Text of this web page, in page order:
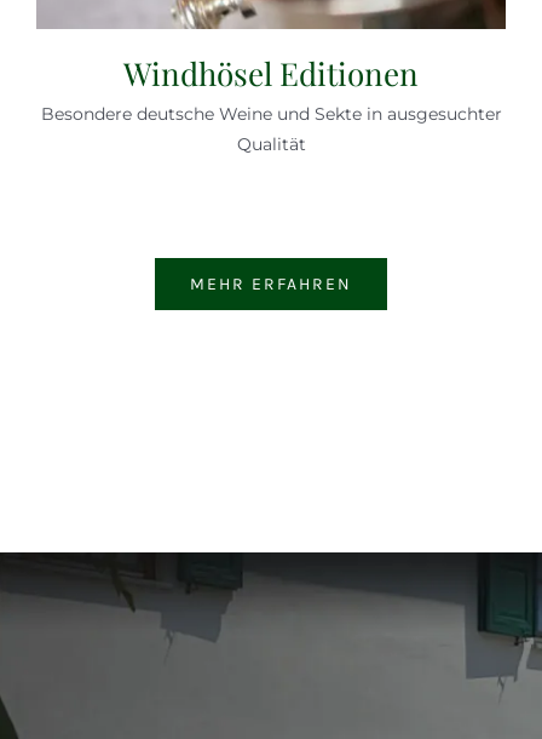
Windhösel Editionen
Besondere deutsche Weine und Sekte in ausgesuchter
Qualität
MEHR ERFAHREN